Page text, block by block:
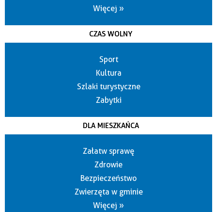
Więcej »
CZAS WOLNY
Sport
Kultura
Szlaki turystyczne
Zabytki
DLA MIESZKAŃCA
Załatw sprawę
Zdrowie
Bezpieczeństwo
Zwierzęta w gminie
Więcej »